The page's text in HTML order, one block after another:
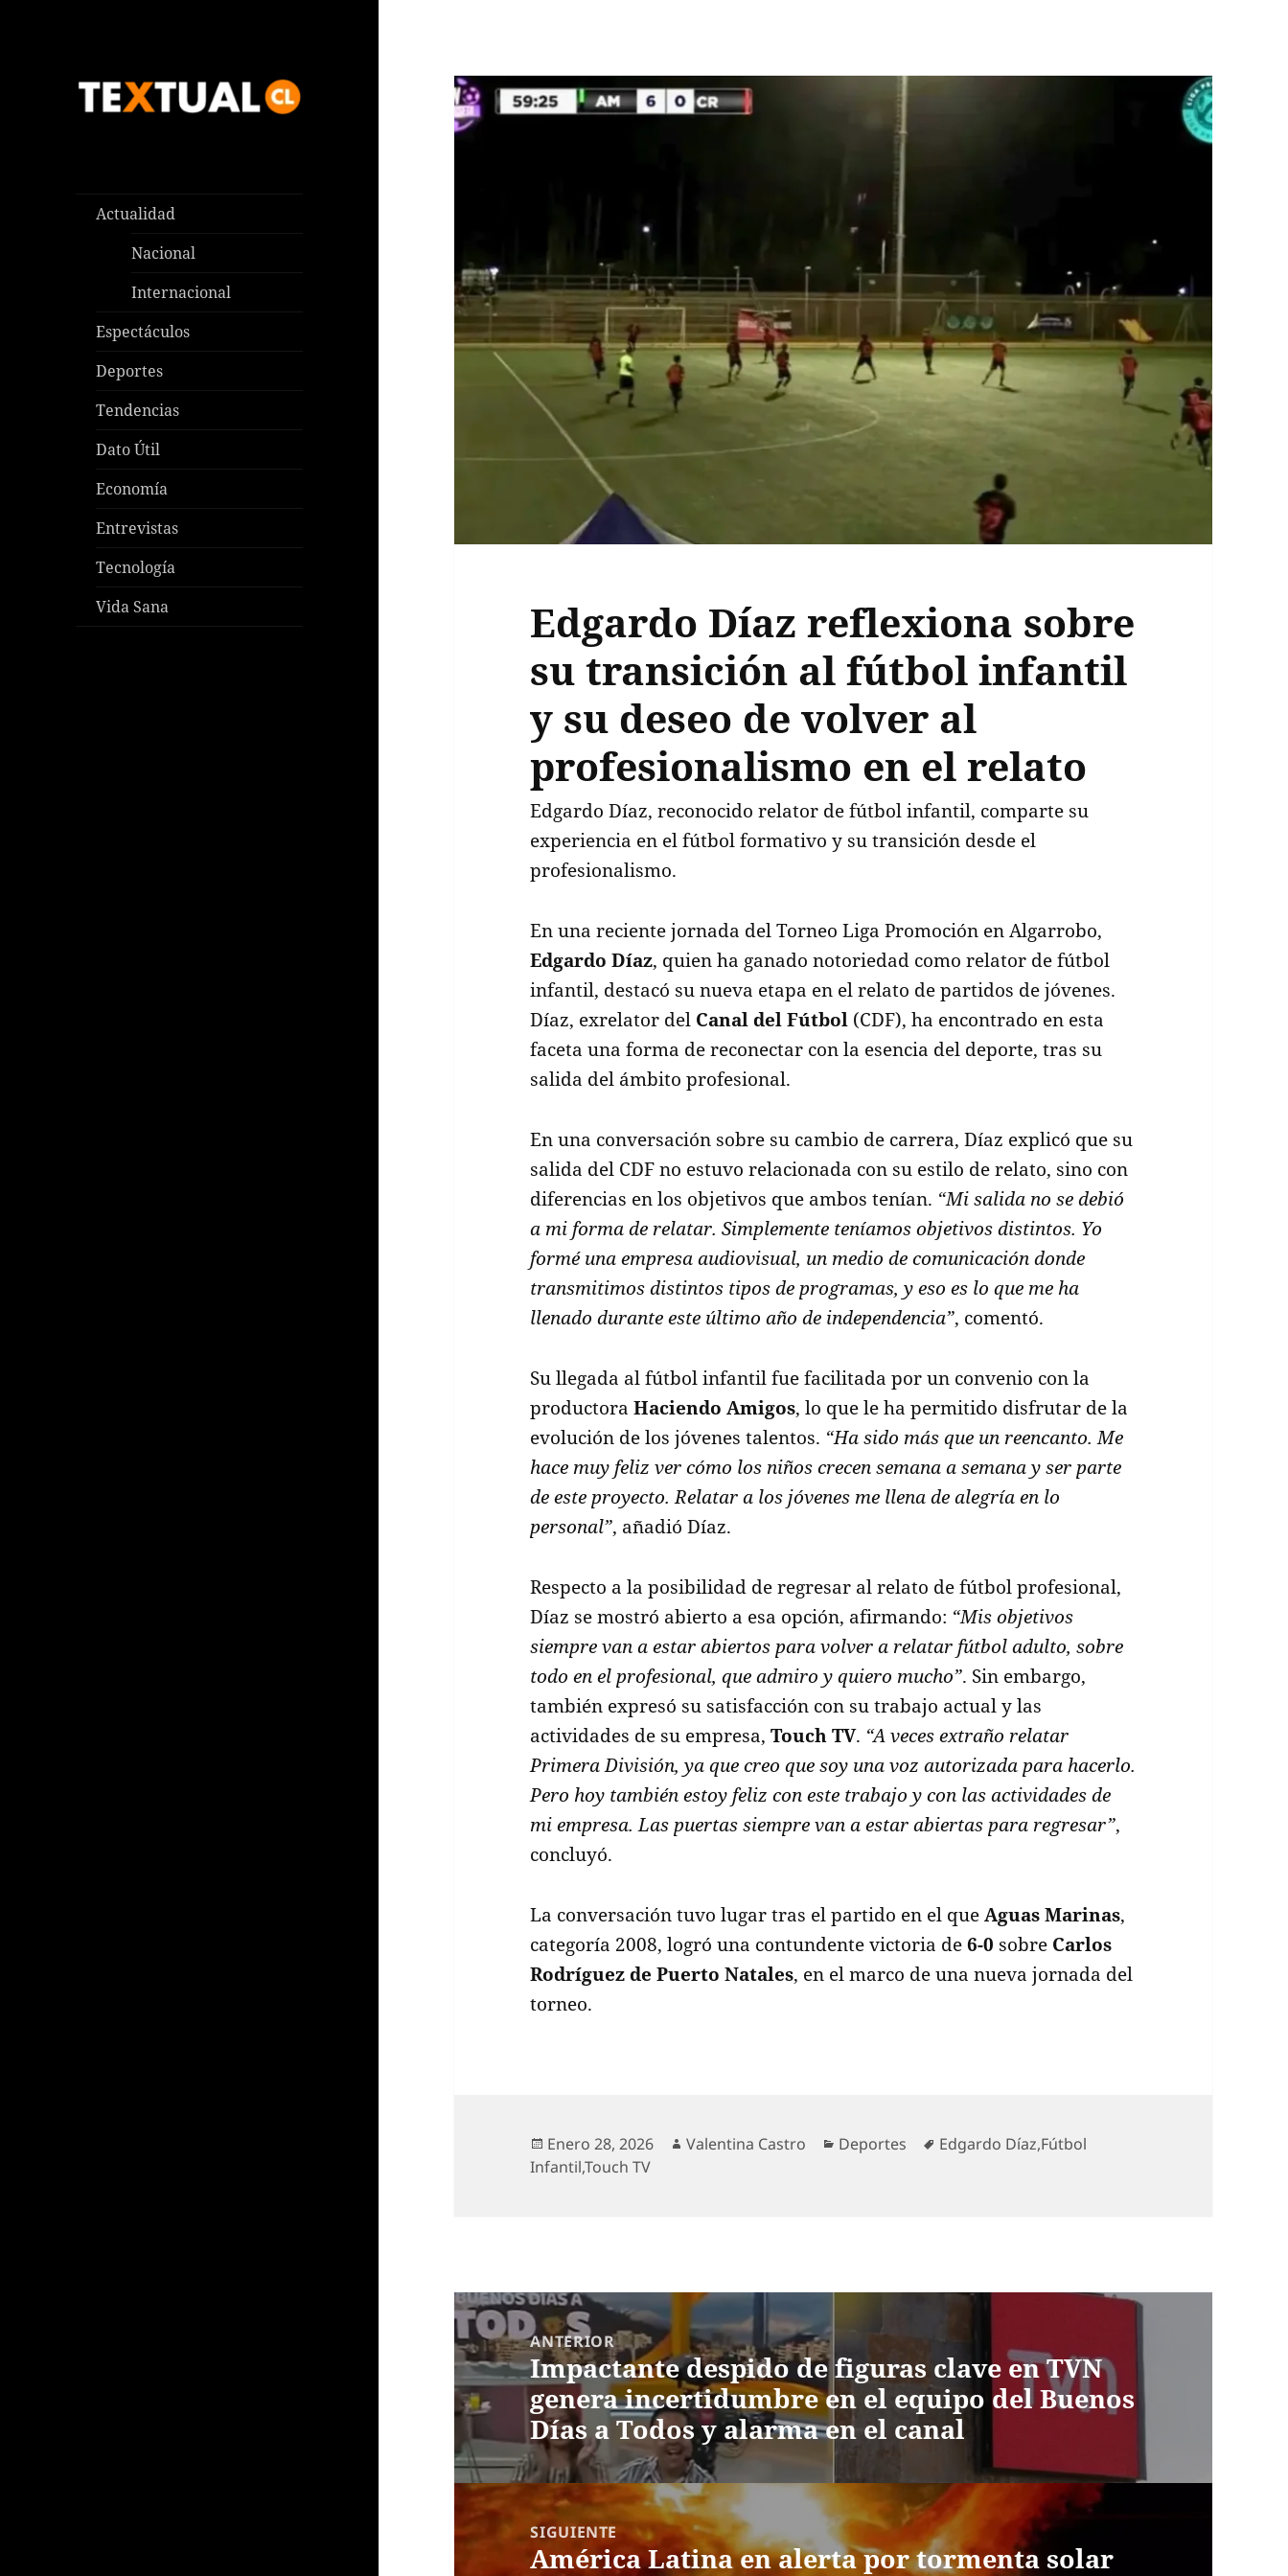
Actualidad
Nacional
Internacional
Espectáculos
Deportes
Tendencias
Dato Útil
Economía
Entrevistas
Tecnología
Vida Sana
Edgardo Díaz reflexiona sobre
su transición al fútbol infantil
y su deseo de volver al
profesionalismo en el relato
Edgardo Díaz, reconocido relator de fútbol infantil, comparte su
experiencia en el fútbol formativo y su transición desde el
profesionalismo.
En una reciente jornada del Torneo Liga Promoción en Algarrobo,
Edgardo Díaz, quien ha ganado notoriedad como relator de fútbol
infantil, destacó su nueva etapa en el relato de partidos de jóvenes.
Díaz, exrelator del Canal del Fútbol (CDF), ha encontrado en esta
faceta una forma de reconectar con la esencia del deporte, tras su
salida del ámbito profesional.
En una conversación sobre su cambio de carrera, Díaz explicó que su
salida del CDF no estuvo relacionada con su estilo de relato, sino con
diferencias en los objetivos que ambos tenían. “Mi salida no se debió
a mi forma de relatar. Simplemente teníamos objetivos distintos. Yo
formé una empresa audiovisual, un medio de comunicación donde
transmitimos distintos tipos de programas, y eso es lo que me ha
llenado durante este último año de independencia”, comentó.
Su llegada al fútbol infantil fue facilitada por un convenio con la
productoraHaciendo Amigos, lo que le ha permitido disfrutar de la
evolución de los jóvenes talentos. “Ha sido más que un reencanto. Me
hace muy feliz ver cómo los niños crecen semana a semana y ser parte
de este proyecto. Relatar a los jóvenes me llena de alegría en lo
personal”, añadió Díaz.
Respecto a la posibilidad de regresar al relato de fútbol profesional,
Díaz se mostró abierto a esa opción, afirmando: “Mis objetivos
siempre van a estar abiertos para volver a relatar fútbol adulto, sobre
todo en el profesional, que admiro y quiero mucho”. Sin embargo,
también expresó su satisfacción con su trabajo actual y las
actividades de su empresa,Touch TV. “A veces extraño relatar
Primera División, ya que creo que soy una voz autorizada para hacerlo.
Pero hoy también estoy feliz con este trabajo y con las actividades de
mi empresa. Las puertas siempre van a estar abiertas para regresar”,
concluyó.
La conversación tuvo lugar tras el partido en el queAguas Marinas,
categoría 2008, logró una contundente victoria de6-0 sobre Carlos
Rodríguez de Puerto Natales, en el marco de una nueva jornada del
torneo.
Publicado
el
Enero 28, 2026 Autor
Valentina Castro Categorías
Deportes Etiquetas
Edgardo Díaz,Fútbol
Infantil,Touch TV
Navegación
de
entradas
ANTERIOR
Entrada
anterior:
Impactante despido de figuras clave en TVN
genera incertidumbre en el equipo del Buenos
Días a Todos y alarma en el canal
SIGUIENTE
Entrada
América Latina en alerta por tormenta solar